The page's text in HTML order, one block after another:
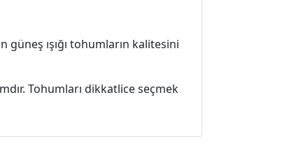
ışığı tohumların kalitesini
Tohumları dikkatlice seçmek